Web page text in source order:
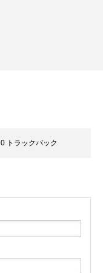
0 トラックバック